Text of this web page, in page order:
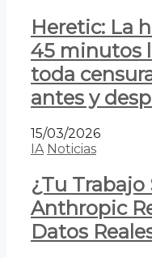
Heretic: La
45 minutos
toda
antes y
15/03/2026
IA Noticias
¿Tu Trabajo
Anthropic
Datos